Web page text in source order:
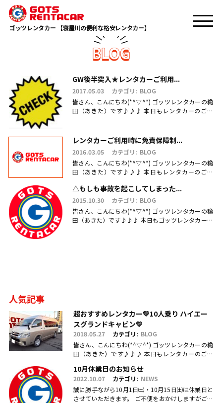
ゴッツレンタカー 【寝屋川の便利な格安レンタカー】
TOP 事故
GW後半突入★レンタカーご利用...
2017.05.03 カテゴリ: BLOG
皆さん、こんにちわ(*^▽^*) ゴッツレンタカーの穐
田（あきた）です♪♪♪ 本日もレンタカーのご利
レンタカーご利用時に免責保障制...
2016.03.05 カテゴリ: BLOG
皆さん、こんにちわ(*^▽^*) ゴッツレンタカーの穐
田（あきた）です♪♪♪ 本日もレンタカーのご利
りがとうございます(.....
△もしも事故を起こしてしまった...
2015.10.30 カテゴリ: BLOG
皆さん、こんにちわ(*^▽^*) ゴッツレンタカーの穐
田（あきた）です♪♪♪ 本日もゴッツレンタカーを
人気記事
超おすすめレンタカー💛10人乗り ハイエー
スグランドキャビン💛
2018.05.27 カテゴリ: BLOG
皆さん、こんにちわ(*^▽^*) ゴッツレンタカーの穐
田（あきた）です♪♪♪ 本日もレンタカーのご利
りがとうございます(.....
10月休業日のお知らせ
2022.10.07 カテゴリ: NEWS
誠に勝手ながら10月1日㈯・10月15日㈯は休業日と
させていただきます。 ご不便をおかけしますがご理